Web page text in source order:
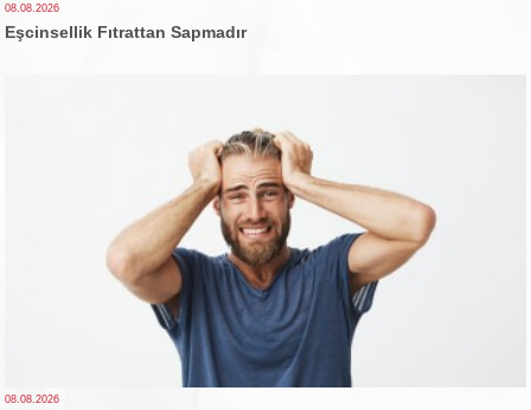
08.08.2026
Eşcinsellik Fıtrattan Sapmadır
08.08.2026